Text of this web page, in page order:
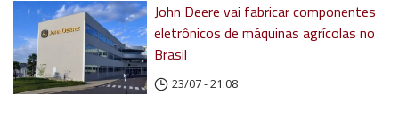
John Deere vai fabricar componentes
eletrônicos de máquinas agrícolas no
Brasil
23/07 - 21:08